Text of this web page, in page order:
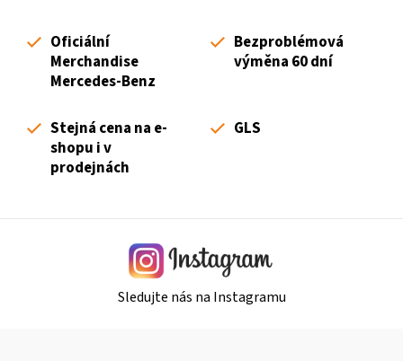
v
ý
p
s
Oficiální
Merchandise
Mercedes-Benz
Bezproblémová
výměna 60 dní
Stejná cena na e-
shopu i v
prodejnách
GLS
Sledujte nás na Instagramu